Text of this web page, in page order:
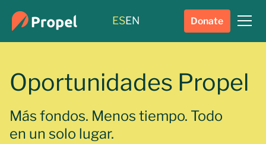
ESEN Donate
Oportunidades Propel
Más fondos. Menos tiempo. Todo
en un solo lugar.